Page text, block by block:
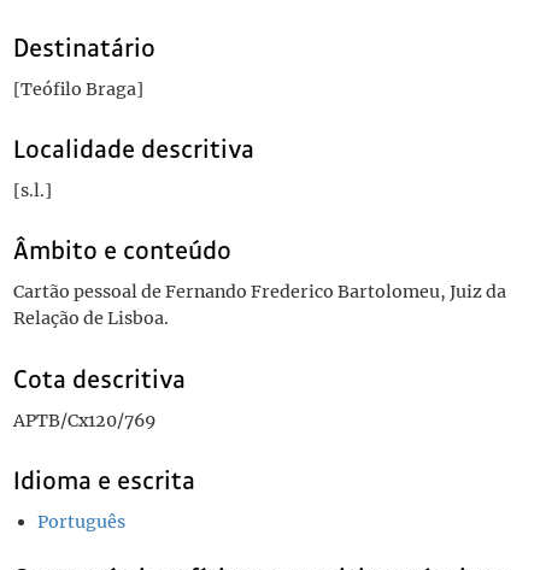
Destinatário
[Teófilo Braga]
Localidade descritiva
[s.l.]
Âmbito e conteúdo
Cartão pessoal de Fernando Frederico Bartolomeu, Juiz da
Relação de Lisboa.
Cota descritiva
APTB/Cx120/769
Idioma e escrita
Português